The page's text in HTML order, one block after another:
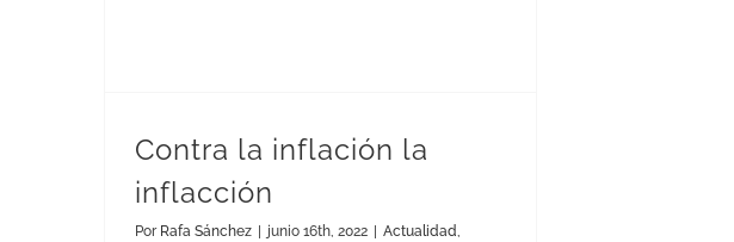
Contra la inflación la
inflacción
Por Rafa Sánchez | junio 16th, 2022 | Actualidad